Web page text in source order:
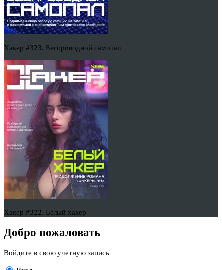
Хакер #323. Беспроводной самопал
Хакер #322. Белый хакер
Добро пожаловать
Войдите в свою учетную запись